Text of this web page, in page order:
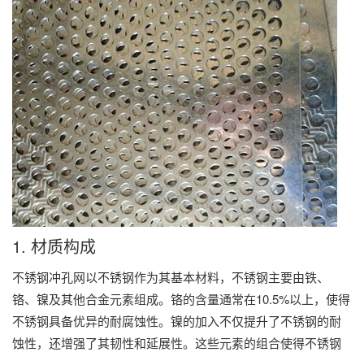
1. 材质构成
不锈钢冲孔网以不锈钢作为其基本材料，不锈钢主要由铁、
铬、镍及其他合金元素组成。铬的含量通常在10.5%以上，使得
不锈钢具备优异的耐腐蚀性。镍的加入不仅提升了不锈钢的耐
蚀性，还增强了其韧性和延展性。这些元素的组合使得不锈钢